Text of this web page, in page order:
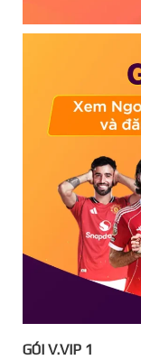
GÓI V.VIP 1